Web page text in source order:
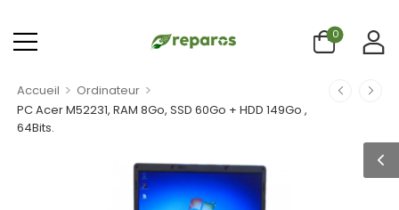
0
Accueil > Ordinateur >
PC Acer M52231, RAM 8Go, SSD 60Go + HDD 149Go ,
64Bits.